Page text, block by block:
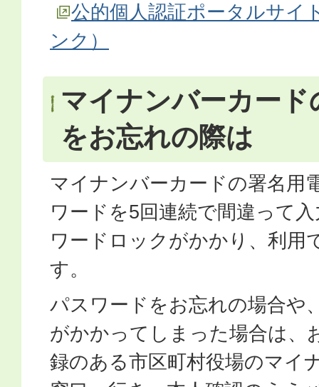
公的個人認証ポータルサイ
ンク）
マイナンバーカー
をお忘れの際は
マイナンバーカードの署名用
ワードを5回連続で間違って
ワードロックがかかり、利用
す。
パスワードをお忘れの場合や
がかかってしまった場合は、
録のある市区町村役場のマイ